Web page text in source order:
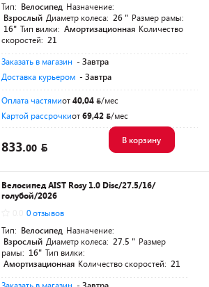
Тип: Велосипед Назначение:
Взрослый Диаметр колеса: 26 " Размер рамы:
16" Тип вилки: Амортизационная Количество
скоростей: 21
Заказать в магазин - Завтра
Доставка курьером - Завтра
Оплата частямиот40,04
/мес
Картой рассрочкиот69,42 /мес
833.00
В корзину
Велосипед AIST Rosy 1.0 Disc/27.5/16/
голубой/2026
0 отзывов
Тип: Велосипед Назначение:
Взрослый Диаметр колеса: 27.5 " Размер
рамы: 16" Тип вилки:
Амортизационная Количество скоростей: 21